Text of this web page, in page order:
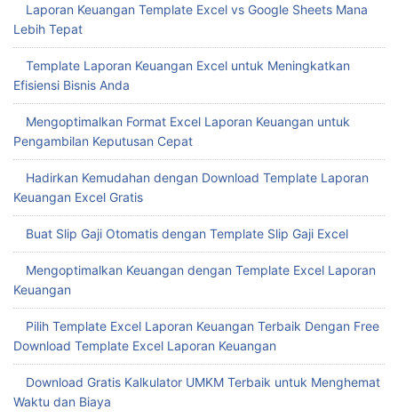
Laporan Keuangan Template Excel vs Google Sheets Mana
Lebih Tepat
Template Laporan Keuangan Excel untuk Meningkatkan
Efisiensi Bisnis Anda
Mengoptimalkan Format Excel Laporan Keuangan untuk
Pengambilan Keputusan Cepat
Hadirkan Kemudahan dengan Download Template Laporan
Keuangan Excel Gratis
Buat Slip Gaji Otomatis dengan Template Slip Gaji Excel
Mengoptimalkan Keuangan dengan Template Excel Laporan
Keuangan
Pilih Template Excel Laporan Keuangan Terbaik Dengan Free
Download Template Excel Laporan Keuangan
Download Gratis Kalkulator UMKM Terbaik untuk Menghemat
Waktu dan Biaya